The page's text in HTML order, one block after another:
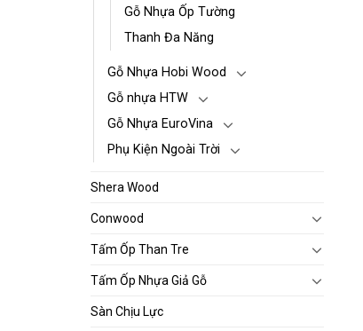
Gỗ Nhựa Ốp Tường
Thanh Đa Năng
Gỗ Nhựa Hobi Wood
Gỗ nhựa HTW
Gỗ Nhựa EuroVina
Phụ Kiện Ngoài Trời
Shera Wood
Conwood
Tấm Ốp Than Tre
Tấm Ốp Nhựa Giả Gỗ
Sàn Chịu Lực